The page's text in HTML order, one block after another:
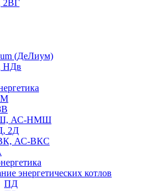
2ВГ
(ДеЛиум)
НДв
АС-НМШ
2Д
АС-ВКС
энергетических котлов
ПД